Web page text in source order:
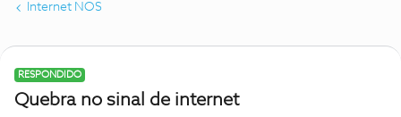
Internet NOS
RESPONDIDO
Quebra no sinal de internet